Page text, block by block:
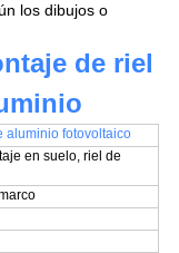
los dibujos o
de riel
aluminio fotovoltaico
en suelo, riel de